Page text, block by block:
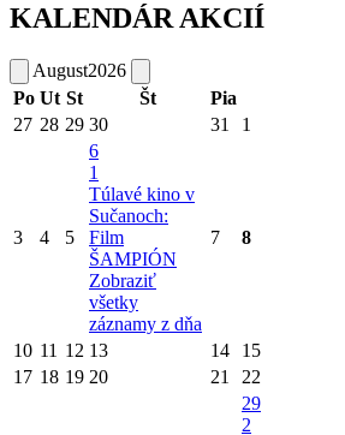
KALENDÁR AKCIÍ
August2026
Po Ut St Št Pia
27 28 29 30 31 1
3 4 5
6
1
Túlavé kino v
Sučanoch:
Film
ŠAMPIÓN
Zobraziť
všetky
záznamy z dňa
7 8
10 11 12 13 14 15
17 18 19 20 21 22
29
2